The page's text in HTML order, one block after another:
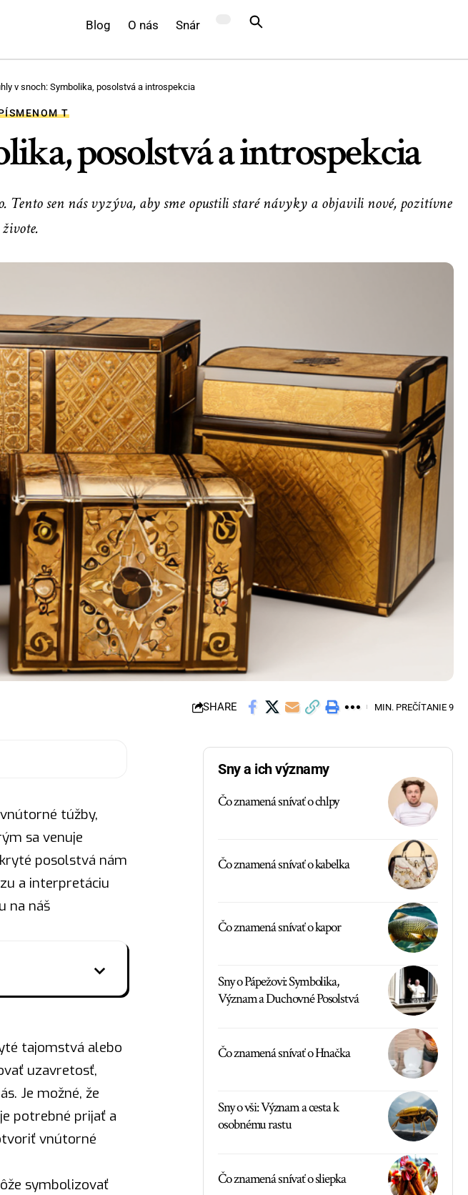
Blog O nás Snár
v snoch: Symbolika, posolstvá a introspekcia
T
posolstvá a introspekcia
sen nás vyzýva, aby sme opustili staré návyky a objavili nové, pozitívne
SHARE MIN. PREČÍTANIE 9
túžby,
sa venuje
posolstvá nám
a interpretáciu
na náš
tajomstvá alebo
uzavretosť,
Je možné, že
potrebné prijať a
vnútorné
symbolizovať
Sny a ich významy
Čo znamená snívať o chlpy
Čo znamená snívať o kabelka
Čo znamená snívať o kapor
Sny o Pápežovi: Symbolika,
Význam a Duchovné Posolstvá
Čo znamená snívať o Hnačka
Sny o vši: Význam a cesta k
osobnému rastu
Čo znamená snívať o sliepka